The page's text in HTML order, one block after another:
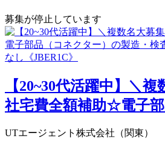
募集が停止しています
【20~30代活躍中】＼
社宅費全額補助☆電子
UTエージェント株式会社（関東）